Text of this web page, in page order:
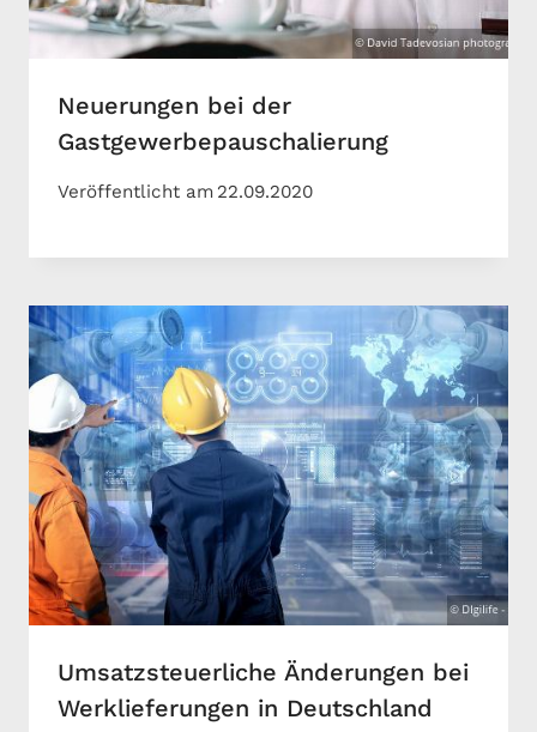
Neuerungen bei der
Gastgewerbepauschalierung
Veröffentlicht am 22.09.2020
Umsatzsteuerliche Änderungen bei
Werklieferungen in Deutschland